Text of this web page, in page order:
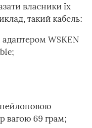
власники їх
такий кабель:
адаптером WSKEN
нейлоновою
вагою 69 грам;